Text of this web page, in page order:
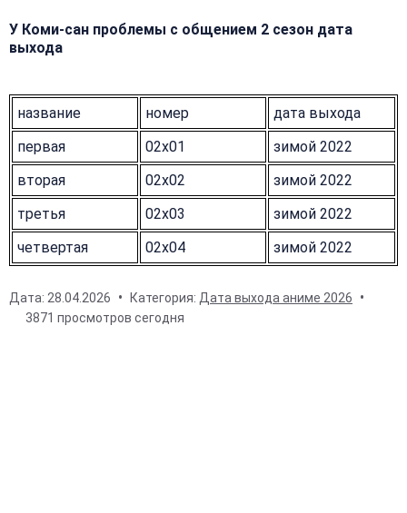
У Коми-сан проблемы с общением 2 сезон дата
выхода
название номер
дата выхода
первая
02x01
зимой 2022
вторая
02x02
зимой 2022
третья
02x03
зимой 2022
четвертая
02x04 зимой 2022
Дата: 28.04.2026 Категория: Дата выхода аниме 2026
3871 просмотров сегодня